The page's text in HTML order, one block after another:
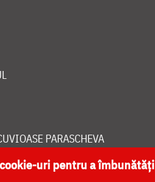
PARASCHEVA
uri pentru a